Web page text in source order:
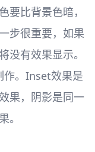
要比背景色暗，
步很重要，如果
没有效果显示。
作。Inset效果是
果，阴影是同一
。